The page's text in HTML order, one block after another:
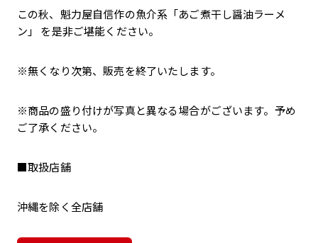
この秋、魁力屋自信作の魚介系「あご煮干し醤油ラーメ
ン」 を是非ご堪能ください。
※無くなり次第、販売を終了いたします。
※商品の盛り付けが写真と異なる場合がございます。予め
ご了承ください。
■取扱店舗
沖縄を除く全店舗